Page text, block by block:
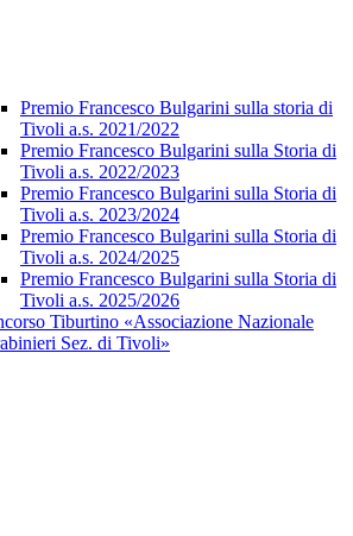
Premio Francesco Bulgarini sulla storia di
Tivoli a.s. 2021/2022
Premio Francesco Bulgarini sulla Storia di
Tivoli a.s. 2022/2023
Premio Francesco Bulgarini sulla Storia di
Tivoli a.s. 2023/2024
Premio Francesco Bulgarini sulla Storia di
Tivoli a.s. 2024/2025
Premio Francesco Bulgarini sulla Storia di
Tivoli a.s. 2025/2026
Tiburtino «Associazione Nazionale
Sez. di Tivoli»